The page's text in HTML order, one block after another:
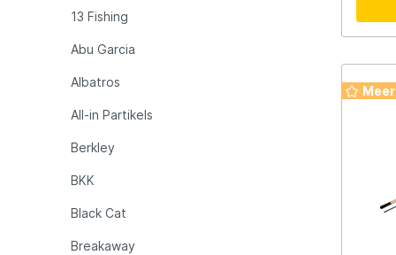
Mainline
Minn Kota
Ondex Spinners
13 Fishing
Abu Garcia
Albatros
All-in Partikels
Berkley
BKK
Black Cat
Breakaway